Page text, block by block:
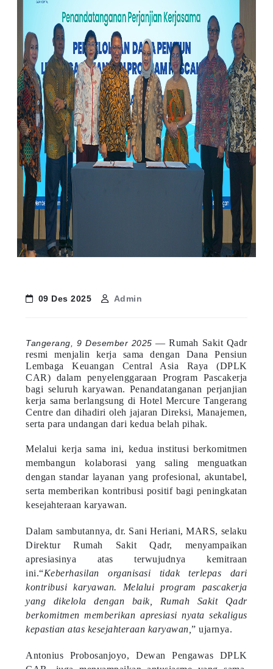
09 Des 2025 Admin
Tangerang, 9 Desember 2025 — Rumah Sakit Qadr
resmi menjalin kerja sama dengan Dana Pensiun
Lembaga Keuangan Central Asia Raya (DPLK
CAR) dalam penyelenggaraan Program Pascakerja
bagi seluruh karyawan. Penandatanganan perjanjian
kerja sama berlangsung di Hotel Mercure Tangerang
Centre dan dihadiri oleh jajaran Direksi, Manajemen,
serta para undangan dari kedua belah pihak.
Melalui kerja sama ini, kedua institusi berkomitmen
membangun kolaborasi yang saling menguatkan
dengan standar layanan yang profesional, akuntabel,
serta memberikan kontribusi positif bagi peningkatan
kesejahteraan karyawan.
Dalam sambutannya, dr. Sani Heriani, MARS, selaku
Direktur Rumah Sakit Qadr, menyampaikan
apresiasinya atas terwujudnya kemitraan
ini.“Keberhasilan organisasi tidak terlepas dari
kontribusi karyawan. Melalui program pascakerja
yang dikelola dengan baik, Rumah Sakit Qadr
berkomitmen memberikan apresiasi nyata sekaligus
kepastian atas kesejahteraan karyawan,” ujarnya.
Antonius Probosanjoyo, Dewan Pengawas DPLK